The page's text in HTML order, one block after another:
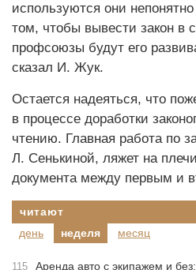
используются они
том, чтобы вывести закон в
профсоюзы будут его
сказал И. Жук.
Остается надеяться, что
в процессе доработки
чтению. Главная работа по
Л. Сенькиной, ляжет на
документа между первым и
читают
день
неделя месяц
115
Аренда авто с экипажем и